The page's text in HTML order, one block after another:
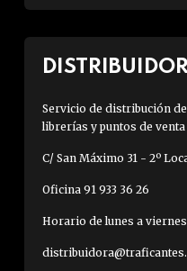
Servicio de distribución
librerías y puntos de
C/ San Máximo 31 - 2º
Oficina 91 933 36 26
Horario de lunes a viernes